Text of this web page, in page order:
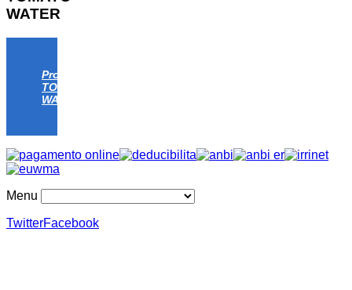
WATER
Progetto
TOMATO
WATER
Menu
TwitterFacebook